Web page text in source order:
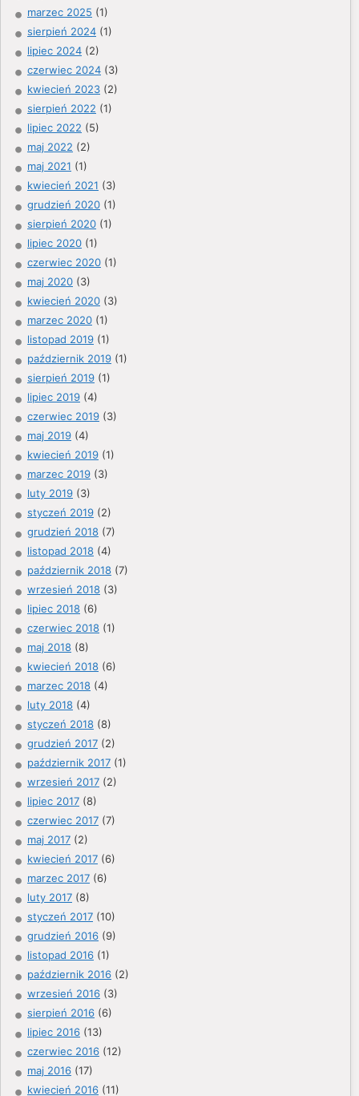
marzec 2025 (1)
sierpień 2024 (1)
lipiec 2024 (2)
czerwiec 2024 (3)
kwiecień 2023 (2)
sierpień 2022 (1)
lipiec 2022 (5)
maj 2022 (2)
maj 2021 (1)
kwiecień 2021 (3)
grudzień 2020 (1)
sierpień 2020 (1)
lipiec 2020 (1)
czerwiec 2020 (1)
maj 2020 (3)
kwiecień 2020 (3)
marzec 2020 (1)
listopad 2019 (1)
październik 2019 (1)
sierpień 2019 (1)
lipiec 2019 (4)
czerwiec 2019 (3)
maj 2019 (4)
kwiecień 2019 (1)
marzec 2019 (3)
luty 2019 (3)
styczeń 2019 (2)
grudzień 2018 (7)
listopad 2018 (4)
październik 2018 (7)
wrzesień 2018 (3)
lipiec 2018 (6)
czerwiec 2018 (1)
maj 2018 (8)
kwiecień 2018 (6)
marzec 2018 (4)
luty 2018 (4)
styczeń 2018 (8)
grudzień 2017 (2)
październik 2017 (1)
wrzesień 2017 (2)
lipiec 2017 (8)
czerwiec 2017 (7)
maj 2017 (2)
kwiecień 2017 (6)
marzec 2017 (6)
luty 2017 (8)
styczeń 2017 (10)
grudzień 2016 (9)
listopad 2016 (1)
październik 2016 (2)
wrzesień 2016 (3)
sierpień 2016 (6)
lipiec 2016 (13)
czerwiec 2016 (12)
maj 2016 (17)
kwiecień 2016 (11)